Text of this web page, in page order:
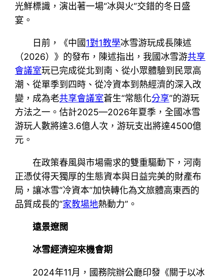
光鮮標識，演出著一場“冰與火”交錯的冬日盛
宴。
日前，《中國1對1教學冰雪游玩成長陳述
（2026）》的發布，陳述指出，我國冰雪游共享
會議室玩已完成從北到南、從小眾體驗到民眾高
潮、從單季到四時、從冷資本到熱經濟的深入改
變，成為老共享會議室蒼生“常態化分享”的游玩
方法之一。估計2025—2026年夏季，全國冰雪
游玩人數將達3.6億人次，游玩支出將達4500億
元。
在政策春風與市場需求的雙重驅動下，河南
正憑仗得天獨厚的生態資本與日益完美的財產布
局，讓冰雪“冷資本”加快轉化為文旅體高東西的
品質成長的“家教場地熱動力”。
遠景遼闊
冰雪經濟迎來機會期
2024年11月，國務院辦公廳印發《關于以冰